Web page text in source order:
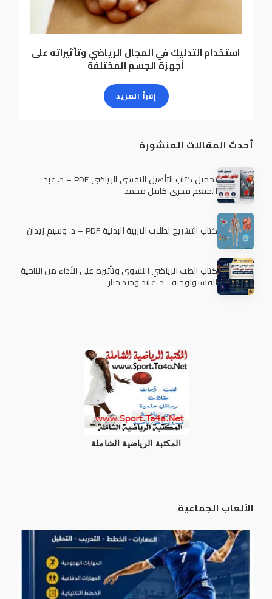
استخدام التدليك في المجال الرياضي وتأثيراته على
أجهزة الجسم المختلفة
إقرأ المزيد
أحدث المقالات المنشورة
تحميل كتاب التأهيل النفسي الرياضي PDF – د. عبد
المنعم فخري كامل محمد
كتاب التشريح لطلاب التربية البدنية PDF – د. وسيم زيدان
كتاب الطب الرياضي النسوي وتأثيره على الأداء من الناحية
الفسيولوجية - د. عايد وحيد جبار
المكتبة الرياضية الشاملة
الألعاب الجماعية